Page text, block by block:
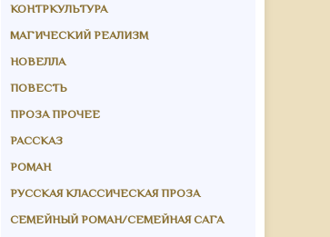
КОНТРКУЛЬТУРА
МАГИЧЕСКИЙ РЕАЛИЗМ
НОВЕЛЛА
ПОВЕСТЬ
ПРОЗА ПРОЧЕЕ
РАССКАЗ
РОМАН
РУССКАЯ КЛАССИЧЕСКАЯ ПРОЗА
СЕМЕЙНЫЙ РОМАН/СЕМЕЙНАЯ САГА